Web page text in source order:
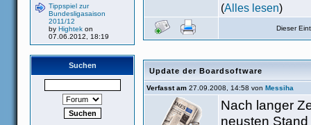
Tippspiel zur
Bundesligasaison
2011/12
by Hightek on
07.06.2012, 18:19
Suchen
(Alles lesen)
Dieser
Update der Boardsoftware
Verfasst am 27.09.2008, 14:58 von Messiha
Nach langer
neusten